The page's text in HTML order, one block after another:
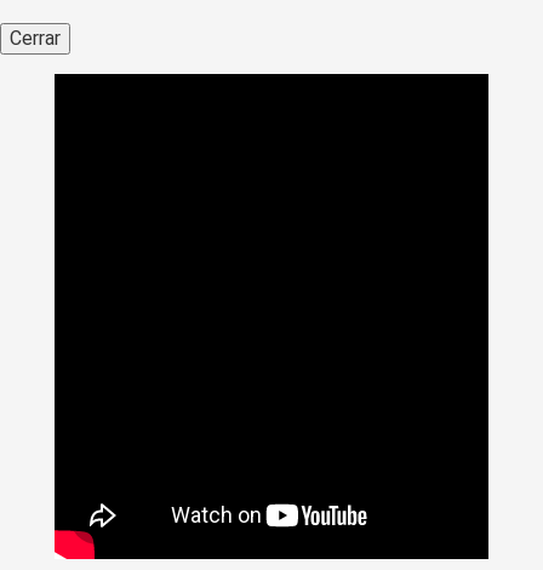
Cerrar